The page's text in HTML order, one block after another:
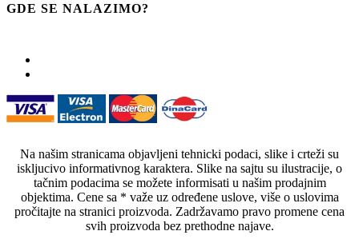
GDE SE NALAZIMO?
Na našim stranicama objavljeni tehnicki podaci, slike i crteži su
iskljucivo informativnog karaktera. Slike na sajtu su ilustracije, o
tačnim podacima se možete informisati u našim prodajnim
objektima. Cene sa * važe uz određene uslove, više o uslovima
pročitajte na stranici proizvoda. Zadržavamo pravo promene cena
svih proizvoda bez prethodne najave.